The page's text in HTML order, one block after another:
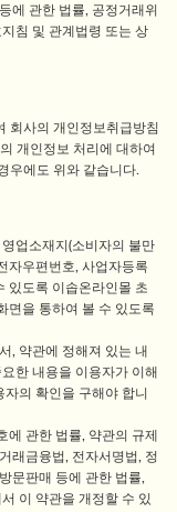
에 관한 법률, 공정거래위
침 및 관계법령 또는 상
회사의 개인정보취급방침
개인정보 처리에 대하여
우에도 위와 같습니다.
업소재지(소비자의 불만
자우편번호, 사업자등록
있도록 이솝온라인몰 초
면을 통하여 볼 수 있도록
, 약관에 정해져 있는 내
한 내용을 이용자가 이해
의 확인을 구해야 합니
에 관한 법률, 약관의 규제
래금융법, 전자서명법, 정
문판매 등에 관한 법률,
이 약관을 개정할 수 있